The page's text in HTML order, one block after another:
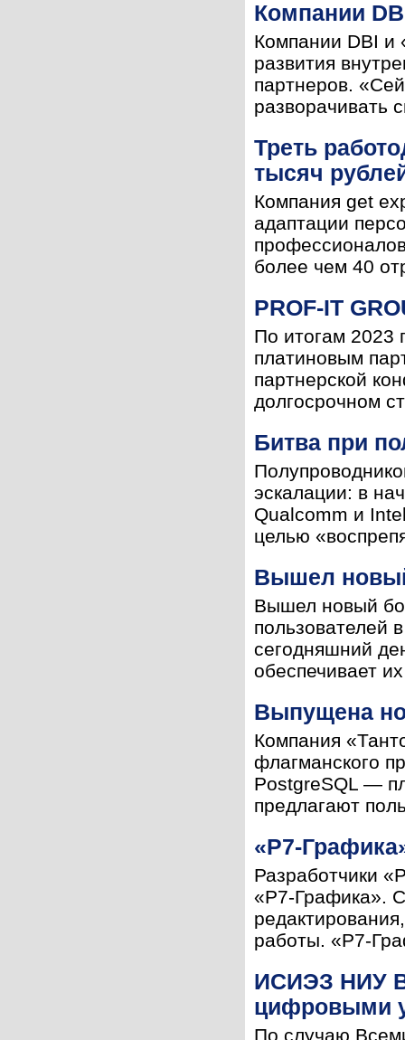
Компании
Компании DBI и
развития
партнеров.
разворачивать
Треть
тысяч
Компания get
адаптации
более чем 40
PROF-IT
По итогам 2023
платиновым
партнерской
долгосрочном
Битва при
эскалации: в
Qualcomm и
целью
Вышел
Вышел новый
пользователей
сегодняшний
обеспечивает
Выпущена
Компания
флагманского
PostgreSQL —
предлагают
«Р7-
Разработчики
«Р7-Графика».
работы. «Р7-
ИСИЭЗ НИУ
цифровыми
По случаю